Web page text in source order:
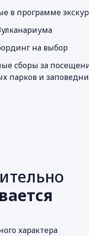
в программе
на выбор
сборы за
парков и
характера